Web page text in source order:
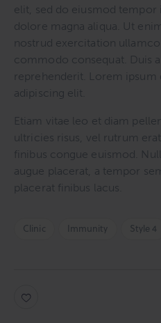
elit, sed do eiusmod
dolore magna aliqua. Ut
nostrud exercitation
commodo consequat. Duis
reprehenderit. Lorem
adipiscing elit.
Etiam vitae leo et diam
ultricies risus, vel rutrum
finibus congue euismod.
augue placerat, a tempor
placerat finibus lacus.
Clinic Immunity Style 4